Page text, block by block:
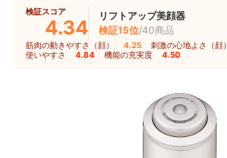
検証スコア
4.34
リフトアップ美顔器
検証15位/40商品
筋肉の動きやすさ（顔） 4.25 刺激の心地よさ（顔）
使いやすさ 4.84 機能の充実度 4.50